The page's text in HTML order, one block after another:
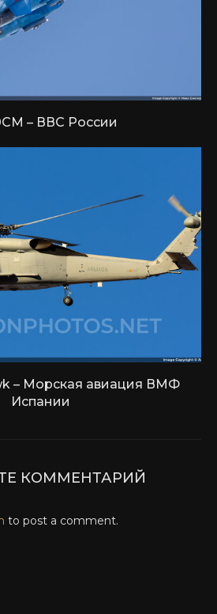
– ВВС России
– Морская авиация ВМФ
Испании
КОММЕНТАРИЙ
to post a comment.